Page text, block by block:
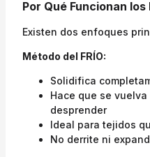
Por Qué Funcionan
Existen dos enfoques
Método del FRÍO:
Solidifica
Hace que se
desprender
Ideal para tejidos
No derrite ni